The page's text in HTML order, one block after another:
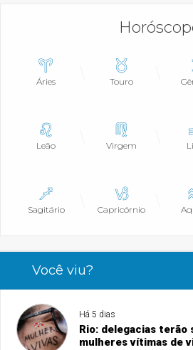
Áries Touro
Leão Virgem
Sagitário Capricórnio
Você viu?
Há 5 dias
Rio: delegacias terão
mulheres vítimas de